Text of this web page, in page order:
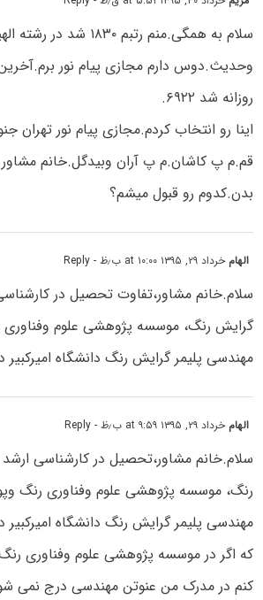
سلام به همگی.منم رتبم
وحدیث.دوس دارم مجازی پیام نور برم.آخرین
روزانه شد ۶۹۲۲.
اینا رو انتخاب کردم.مجازی پیام نور
قم.م پ کاشان.م پ آران وبیدگل.خانم
بدن.کدوم رو قبول میشم؟
الهام خرداد ۲۹, ۱۳۹۵ at ۱۰:۰۰ ب٫ظ - Reply
سلام.خانم مشاور،تفاوت تحصیل در
گرایش رنگ، موسسه پژوهشی علوم
مهندسی پلیمر گرایش رنگ دانشگاه
الهام خرداد ۲۹, ۱۳۹۵ at ۹:۵۹ ب٫ظ - Reply
سلام.خانم مشاور،تحصیل در کارشناسی
رنگ، موسسه پژوهشی علوم وفناوری رنگ
مهندسی پلیمر گرایش رنگ دانشگاه
که اگر در موسسه پژوهشی علوم وفناوری
کنم در مدرک من عنوتن مهندسی درج نمی